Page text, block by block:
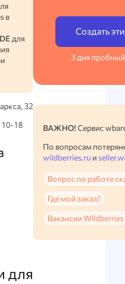
в
для
32
18
для
Создать
3 дня
ВАЖНО! Сервис
По вопросам
wildberries.ru и
Вопрос по работе
Где мой заказ?
Вакансии Wildberries